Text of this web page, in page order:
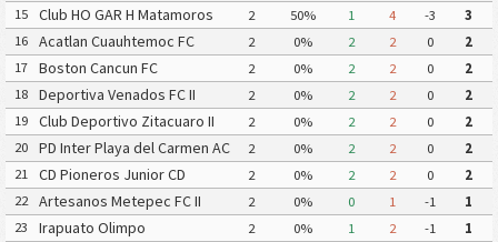
15
Club HO GAR H Matamoros
Gavilanes FC Matamoros II
2 50% 1 4 -3
3
16
Acatlan Cuauhtemoc FC 2 0% 2 2 0
2
17
Boston Cancun FC 2 0% 2 2 0
2
18
Deportiva Venados FC II 2 0% 2 2 0
2
19
Club Deportivo Zitacuaro II 2 0% 2 2 0
2
20
PD Inter Playa del Carmen AC
II
2 0% 2 2 0
2
21
CD Pioneros Junior CD
Pioneros de Cancun II
2 0% 2 2 0
2
22
Artesanos Metepec FC II 2 0% 0 1 -1
1
23
Irapuato Olimpo 2 0% 1 2 -1
1